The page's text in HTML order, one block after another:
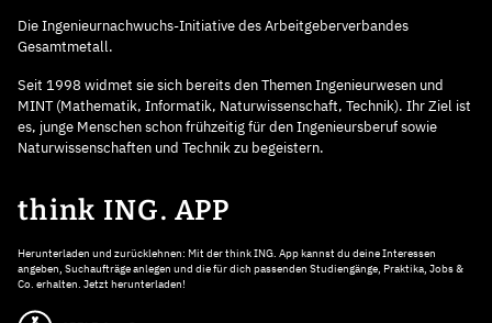
Die Ingenieurnachwuchs-Initiative des Arbeitgeberverbandes
Gesamtmetall.
Seit 1998 widmet sie sich bereits den Themen Ingenieurwesen und
MINT (Mathematik, Informatik, Naturwissenschaft, Technik). Ihr Ziel ist
es, junge Menschen schon frühzeitig für den Ingenieursberuf sowie
Naturwissenschaften und Technik zu begeistern.
think ING. APP
Herunterladen und zurücklehnen: Mit der think ING. App kannst du deine Interessen
angeben, Suchaufträge anlegen und die für dich passenden Studiengänge, Praktika, Jobs &
Co. erhalten. Jetzt herunterladen!